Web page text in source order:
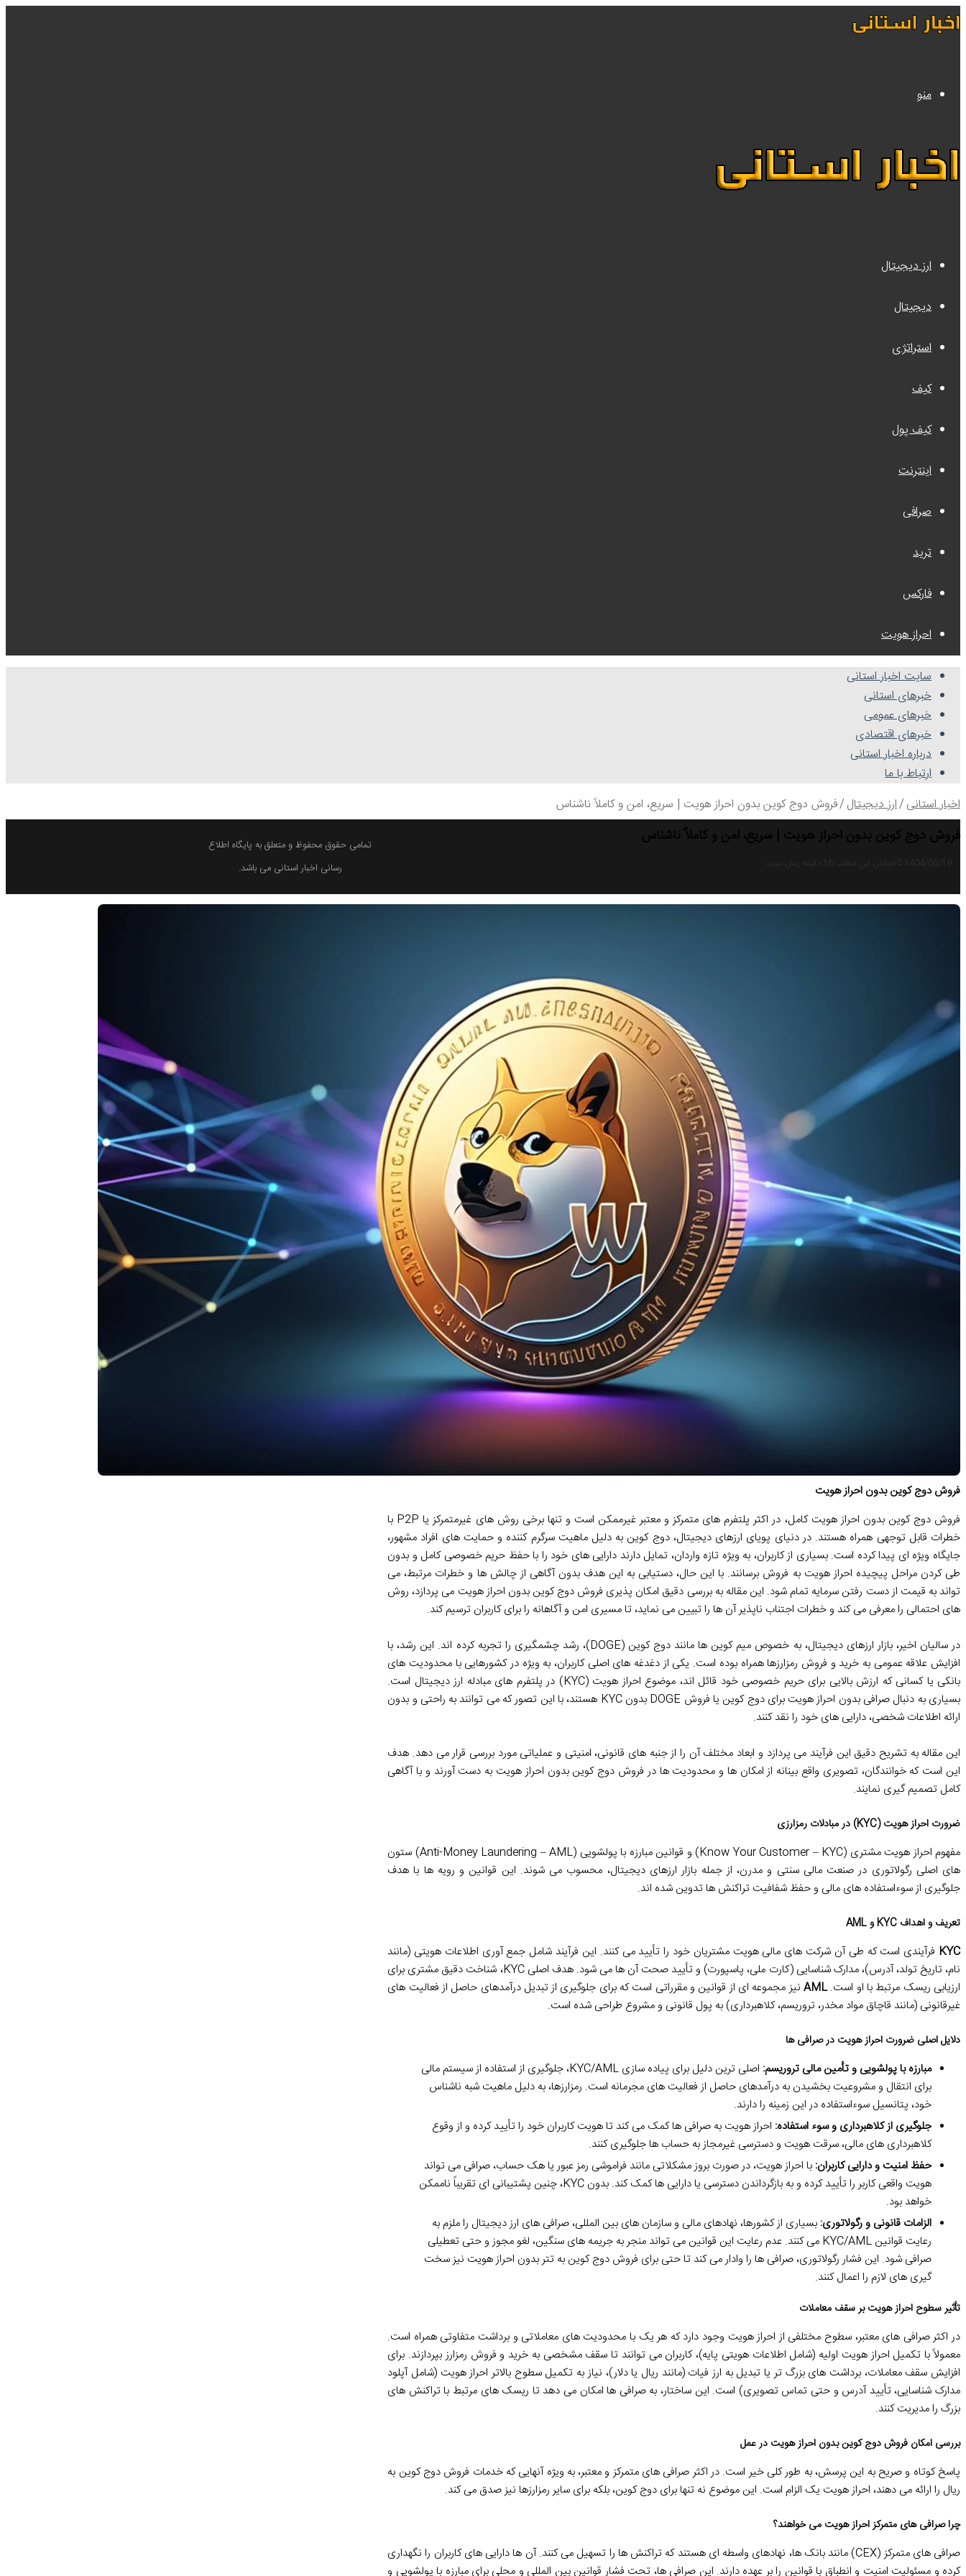
منو
ارز دیجیتال
دیجیتال
استراتژی
کیف
کیف پول
اینترنت
صرافی
ترید
فارکس
احراز هویت
سایت اخبار استانی
خبرهای استانی
خبرهای عمومی
خبرهای اقتصادی
درباره اخبار استانی
ارتباط با ما
اخبار استانی/ارز دیجیتال/فروش دوج کوین بدون احراز هویت | سریع، امن و کاملاً ناشناس
فروش دوج کوین بدون احراز هویت | سریع، امن و کاملاً ناشناس
1404/06/19 خواندن این مطلب 16 دقیقه زمان میبرد
فروش دوج کوین بدون احراز هویت
فروش دوج کوین بدون احراز هویت کامل، در اکثر پلتفرم های متمرکز و معتبر غیرممکن است و تنها برخی روش های غیرمتمرکز یا P2P با
خطرات قابل توجهی همراه هستند. در دنیای پویای ارزهای دیجیتال، دوج کوین به دلیل ماهیت سرگرم کننده و حمایت های افراد مشهور،
جایگاه ویژه ای پیدا کرده است. بسیاری از کاربران، به ویژه تازه واردان، تمایل دارند دارایی های خود را با حفظ حریم خصوصی کامل و بدون
طی کردن مراحل پیچیده احراز هویت به فروش برسانند. با این حال، دستیابی به این هدف بدون آگاهی از چالش ها و خطرات مرتبط، می
تواند به قیمت از دست رفتن سرمایه تمام شود. این مقاله به بررسی دقیق امکان پذیری فروش دوج کوین بدون احراز هویت می پردازد، روش
های احتمالی را معرفی می کند و خطرات اجتناب ناپذیر آن ها را تبیین می نماید، تا مسیری امن و آگاهانه را برای کاربران ترسیم کند.
در سالیان اخیر، بازار ارزهای دیجیتال، به خصوص میم کوین ها مانند دوج کوین (DOGE)، رشد چشمگیری را تجربه کرده اند. این رشد، با
افزایش علاقه عمومی به خرید و فروش رمزارزهاهمراه بوده است. یکی از دغدغه های اصلی کاربران، به ویژه در کشورهایی با محدودیت های
بانکی یا کسانی که ارزش بالایی برای حریم خصوصی خود قائل اند، موضوع احراز هویت (KYC) در پلتفرم های مبادله ارز دیجیتال است.
بسیاری به دنبال صرافی بدون احراز هویت برای دوج کوین یا فروش DOGE بدون KYC
هستند، با این تصور که می توانند به راحتی و بدون
ارائه اطلاعات شخصی، دارایی های خود را نقد کنند.
این مقاله به تشریح دقیق این فرآیند می پردازد و ابعاد مختلف آن را از جنبه های قانونی، امنیتی و عملیاتی مورد بررسی قرار می دهد. هدف
این است که خوانندگان، تصویری واقع بینانه از امکان ها و محدودیت ها در فروش دوج کوین بدون احراز هویت به دست آورند و با آگاهی
کامل تصمیم گیری نمایند.
ضرورت احراز هویت (KYC) در مبادلات رمزارزی
مفهوم احراز هویت مشتری (Know Your Customer – KYC) و قوانین مبارزه با پولشویی (Anti-Money Laundering – AML) ستون
های اصلی رگولاتوری در صنعت مالی سنتی و مدرن، از جمله بازار ارزهای دیجیتال، محسوب می شوند. این قوانین و رویه ها با هدف
جلوگیری از سوءاستفاده های مالی و حفظ شفافیت تراکنش ها تدوین شده اند.
تعریف و اهداف KYC و AML
KYC فرآیندی است که طی آن شرکت های مالی هویت مشتریان خود را تأیید می کنند. این فرآیند شامل جمع آوری اطلاعات هویتی (مانند
نام، تاریخ تولد، آدرس)، مدارک شناسایی (کارت ملی، پاسپورت) و تأیید صحت آن ها می شود. هدف اصلی KYC، شناخت دقیق مشتری برای
ارزیابی ریسک مرتبط با او است.AMLنیز مجموعه ای از قوانین و مقرراتی است که برای جلوگیری از تبدیل درآمدهای حاصل از فعالیت های
غیرقانونی (مانند قاچاق مواد مخدر، تروریسم، کلاهبرداری) به پول قانونی و مشروع طراحی شده است.
دلایل اصلی ضرورت احراز هویت در صرافی ها
مبارزه با پولشویی و تأمین مالی تروریسم:
اصلی ترین دلیل برای پیاده سازی KYC/AML، جلوگیری از استفاده از سیستم مالی
برای انتقال و مشروعیت بخشیدن به درآمدهای حاصل از فعالیت های مجرمانه است. رمزارزها، به دلیل ماهیت شبه ناشناس
خود، پتانسیل سوءاستفاده در این زمینه را دارند.
جلوگیری از کلاهبرداری و سوء استفاده: احراز هویت به صرافی ها کمک می کند تا هویت کاربران خود را تأیید کرده و از وقوع
کلاهبرداری های مالی، سرقت هویت و دسترسی غیرمجاز به حساب ها جلوگیری کنند.
حفظ امنیت و دارایی کاربران: با احراز هویت، در صورت بروز مشکلاتی مانند فراموشی رمز عبور یا هک حساب، صرافی می تواند
هویت واقعی کاربر را تأیید کرده و به بازگرداندن دسترسی یا دارایی ها کمک کند. بدون KYC، چنین پشتیبانی ای تقریباً ناممکن
خواهد بود.
الزامات قانونی و رگولاتوری: بسیاری از کشورها، نهادهای مالی و سازمان های بین المللی، صرافی های ارز دیجیتال را ملزم به
رعایت قوانین KYC/AML می کنند. عدم رعایت این قوانین می تواند منجر به جریمه های سنگین، لغو مجوز و حتی تعطیلی
صرافی شود. این فشار رگولاتوری، صرافی ها را وادار می کند تا حتی برای فروش دوج کوین به تتر بدون احراز هویت نیز سخت
گیری های لازم را اعمال کنند.
تأثیر سطوح احراز هویت بر سقف معاملات
در اکثر صرافی های معتبر، سطوح مختلفی از احراز هویت وجود دارد که هر یک با محدودیت های معاملاتی و برداشت متفاوتی همراه است.
معمولاً با تکمیل احراز هویت اولیه (شامل اطلاعات هویتی پایه)، کاربران می توانند تا سقف مشخصی به خرید و فروش رمزارزبپردازند. برای
افزایش سقف معاملات، برداشت های بزرگ تر یا تبدیل به ارز فیات (مانند ریال یا دلار)، نیاز به تکمیل سطوح بالاتر احراز هویت (شامل آپلود
مدارک شناسایی، تأیید آدرس و حتی تماس تصویری) است. این ساختار، به صرافی ها امکان می دهد تا ریسک های مرتبط با تراکنش های
بزرگ را مدیریت کنند.
بررسی امکان فروش دوج کوین بدون احراز هویت در عمل
پاسخ کوتاه و صریح به این پرسش، به طور کلی خیر است. در اکثرصرافی های متمرکز و معتبر، به ویژه آنهایی که خدمات فروش دوج کوین به
ریال را ارائه می دهند، احراز هویت یک الزام است. این موضوع نه تنها برای دوج کوین، بلکه برای سایر رمزارزها نیز صدق می کند.
چرا صرافی های متمرکز احراز هویت می خواهند؟
صرافی های متمرکز (CEX) مانند بانک ها، نهادهای واسطه ای هستند که تراکنش ها را تسهیل می کنند. آن ها دارایی های کاربران را نگهداری
کرده و مسئولیت امنیت و انطباق با قوانین را بر عهده دارند. این صرافی ها، تحت فشار قوانین بین المللی و محلی برای مبارزه با پولشویی و
تمامی حقوق محفوظ و متعلق به پایگاه اطلاع
رسانی اخبار استانی می باشد.